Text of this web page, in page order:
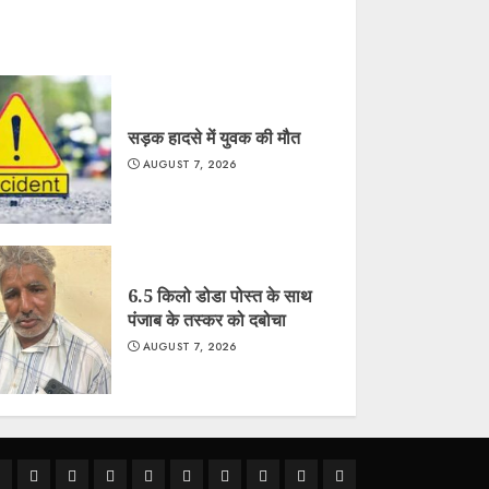
सड़क हादसे में युवक की मौत
AUGUST 7, 2026
6.5 किलो डोडा पोस्त के साथ
पंजाब के तस्कर को दबोचा
AUGUST 7, 2026
राजस्थानक्राइमराजनीतिदेश खेल धर्म- मौसम शिक्षा अन्य